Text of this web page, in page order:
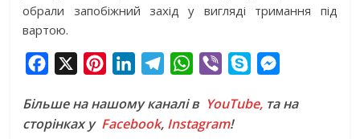
обрали запобіжний захід у вигляді тримання під
вартою.
c
e
n
t
n
k
l
e
W
a
t
b
e
y
s
Більше на нашому каналі в YouTube, та на
сторінках у Facebook, Instagram!